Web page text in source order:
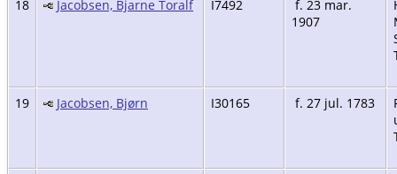
18 Jacobsen, Bjarne Toralf I7492
f. 23 mar.
1907
19 Jacobsen, Bjørn I30165 f. 27 jul. 1783